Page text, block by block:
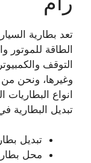
تعد بطارية
الطاقة للموتور
التوقف
وغيرها، ونحن من
انواع البطاريات
تبديل البطارية
تبديل
محل